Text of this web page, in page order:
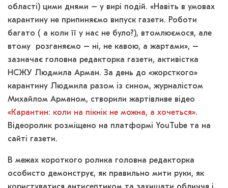
області) цими днями – у вирі подій. «Навіть в умовах
карантину не припиняємо випуск газети. Роботи
багато ( а коли її у нас не було?), втомлюємося, але
втому розганяємо – ні, не кавою, а жартами», –
зазначає головна редакторка газети, активістка
НСЖУ Людмила Арман. За день до «жорсткого»
карантину Людмила разом із сином, журналістом
Михайлом Арманом, створили жартівливе відео
«Карантин: коли на пікнік не можна, а хочеться».
Відеоролик розміщено на платформі YouTube та на
сайті газети.
В межах короткого ролика головна редакторка
особисто демонструє, як правильно мити руки, як